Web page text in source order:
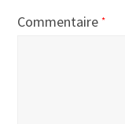
Commentaire*